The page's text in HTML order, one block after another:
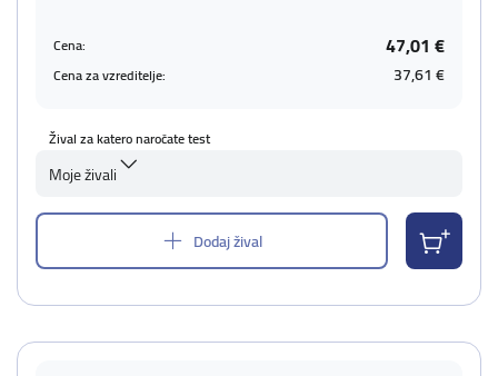
Cena: 47,01 €
Cena za vzreditelje: 37,61 €
Žival za katero naročate test
Moje živali
Dodaj žival